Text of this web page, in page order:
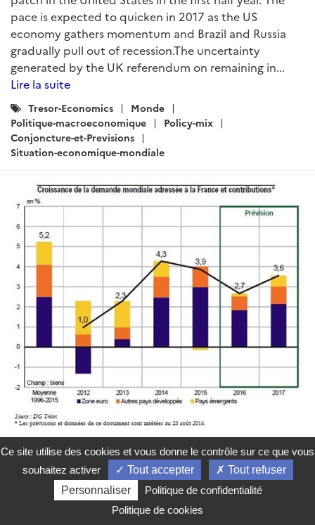
pace is expected to quicken in 2017 as the US
economy gathers momentum and Brazil and Russia
gradually pull out of recession.The uncertainty
generated by the UK referendum on remaining in...
Lire la suite
Catégories
:
Tresor-Economics
Monde
Politique-macroeconomique
Policy-mix
Conjoncture-et-Previsions
Situation-economique-mondiale
TRÉSOR-ECO
Trésor-Éco n° 181 - La situation
économique à l’été 2016 : une
croissance modérée gagnant
Ce site utilise des cookies et vous donne le contrôle sur ce que vous
souhaitez activer
Tout accepter
Tout refuser
Personnaliser
Politique de confidentialité
Politique de cookies